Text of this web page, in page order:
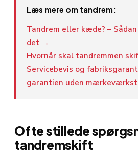
Læs mere om tandrem:
Tandrem eller kæde? –
det →
Hvornår skal tandremmen
Servicebevis og
garantien uden
Ofte stillede
tandremskift